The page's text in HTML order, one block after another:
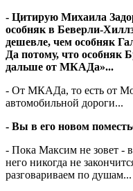
- Цитирую Михаила
особняк в Беверли-
дешевле, чем особняк
Да потому, что особняк
дальше от МКАДа»...
- От МКАДа, то есть от
автомобильной дороги...
- Вы в его новом
- Пока Максим не зовет -
него никогда не
разговариваем по душам...